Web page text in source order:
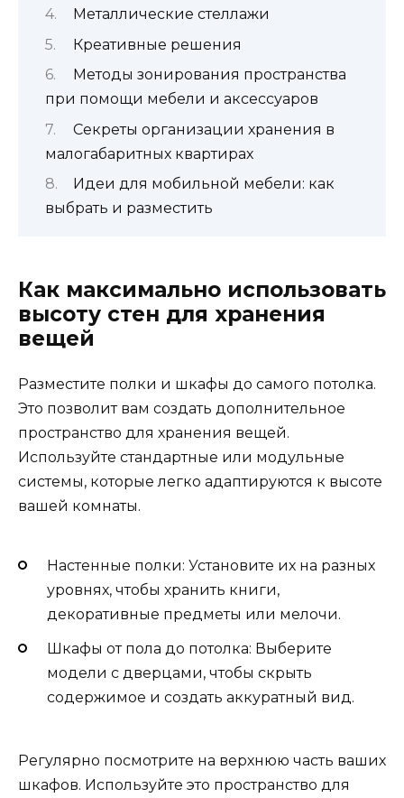
Металлические стеллажи
Креативные решения
Методы зонирования пространства
при помощи мебели и аксессуаров
Секреты организации хранения в
малогабаритных квартирах
Идеи для мобильной мебели: как
выбрать и разместить
Как максимально использовать
высоту стен для хранения
вещей
Разместите полки и шкафы до самого потолка.
Это позволит вам создать дополнительное
пространство для хранения вещей.
Используйте стандартные или модульные
системы, которые легко адаптируются к высоте
вашей комнаты.
Настенные полки: Установите их на разных
уровнях, чтобы хранить книги,
декоративные предметы или мелочи.
Шкафы от пола до потолка: Выберите
модели с дверцами, чтобы скрыть
содержимое и создать аккуратный вид.
Регулярно посмотрите на верхнюю часть ваших
шкафов. Используйте это пространство для